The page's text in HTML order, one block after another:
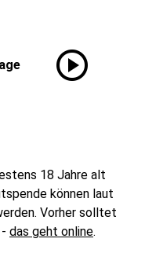
play_circle
18 Jahre alt
können laut
Vorher solltet
das geht online.